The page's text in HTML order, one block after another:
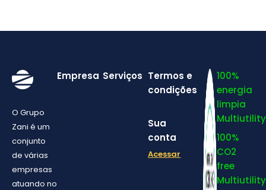
O Grupo
Zani é um
conjunto
de várias
empresas
atuando no
Empresa Serviços Termos e
condições
Sua
conta
Acessar
100%
energia
limpia
Multiutility
100%
CO2
free
Multiutility